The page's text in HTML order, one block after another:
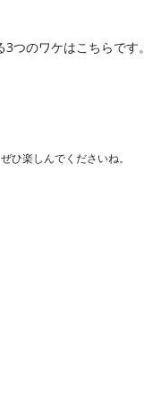
3つのワケはこちらです
ひ楽しんでくださいね。